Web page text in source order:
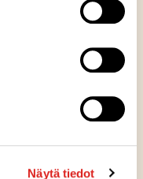
Näytä tiedot